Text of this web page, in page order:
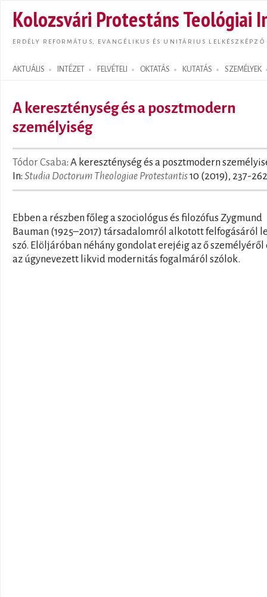
Kolozsvári Protestáns Teológiai
ERDÉLY REFORMÁTUS, EVANGÉLIKUS ÉS UNITÁRIUS LELKÉSZKÉPZŐ
AKTUÁLIS INTÉZET FELVÉTELI OKTATÁS KUTATÁS SZEMÉLYEK
Search form
A kereszténység és a posztmodern
személyiség
Tódor Csaba: A kereszténység és a posztmodern
In: Studia Doctorum Theologiae Protestantis10 (2019), 237-
Ebben a részben főleg a szociológus és filozófus Zygmund
Bauman (1925–2017) társadalomról alkotott felfogásáról
szó. Elöljáróban néhány gondolat erejéig az ő személyéről
az úgynevezett likvid modernitás fogalmáról szólok.